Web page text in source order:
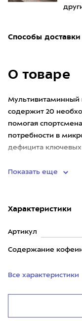
Способы доставки
О товаре
Мультивитаминный
содержит 20
помогая
потребности в
дефицита
Показать еще
Характеристики
Артикул
Содержание
Все характеристики